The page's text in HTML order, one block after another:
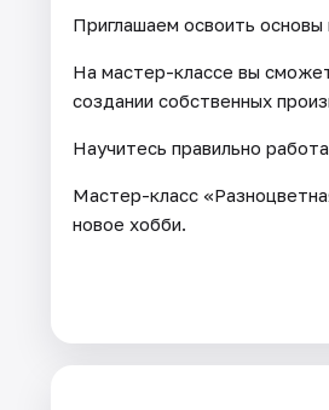
Приглашаем освоить
На мастер-классе вы
создании собственных
Научитесь правильно
Мастер-класс
новое хобби.